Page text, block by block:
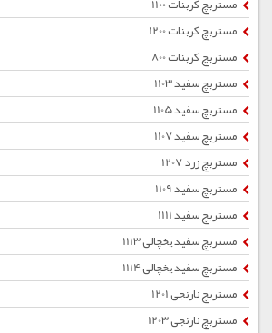
مستربچ کربنات 1200
مستربچ کربنات 800
مستربچ سفید 1103
مستربچ سفید 1105
مستربچ سفید 1107
مستربچ زرد 1207
مستربچ سفید 1109
مستربچ سفید 1111
مستربچ سفید یخچالی 1113
مستربچ سفید یخچالی 1114
مستربچ نارنجی 1201
مستربچ نارنجی 1203